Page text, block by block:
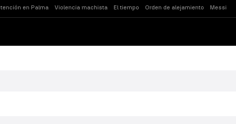
en Palma Violencia machista El tiempo Orden de alejamiento Messi